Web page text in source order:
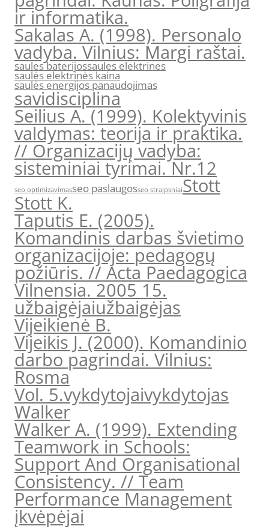
ir informatika.
Sakalas A. (1998). Personalo
vadyba. Vilnius: Margi raštai.
saules baterijossaules elektrines
saulės elektrinės kaina
saulės energijos panaudojimas
savidisciplina
Seilius A. (1999). Kolektyvinis
valdymas: teorija ir praktika.
// Organizacijų vadyba:
sisteminiai tyrimai. Nr.12
seo optimizavimasseo paslaugosseo straipsniaiStott
Stott K.
Taputis E. (2005).
Komandinis darbas švietimo
organizacijoje: pedagogų
požiūris. // Acta Paedagogica
Vilnensia. 2005 15.
užbaigėjaiužbaigėjas
Vijeikienė B.
Vijeikis J. (2000). Komandinio
darbo pagrindai. Vilnius:
Rosma
Vol. 5.vykdytojaivykdytojas
Walker
Walker A. (1999). Extending
Teamwork in Schools:
Support And Organisational
Consistency. // Team
Performance Management
įkvėpėjai